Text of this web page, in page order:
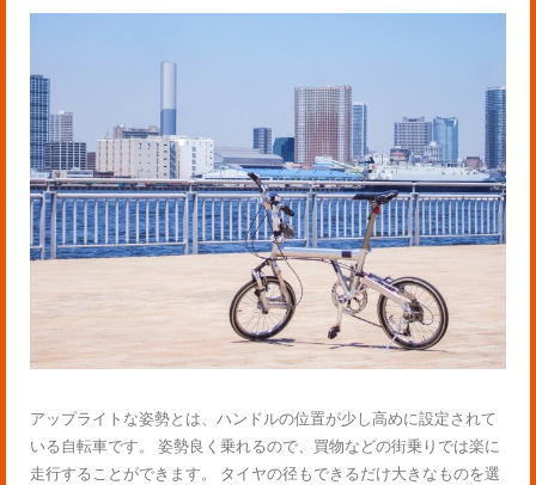
アップライトな姿勢とは、ハンドルの位置が少し高めに設定されて
いる自転車です。 姿勢良く乗れるので、買物などの街乗りでは楽に
走行することができます。 タイヤの径もできるだけ大きなものを選